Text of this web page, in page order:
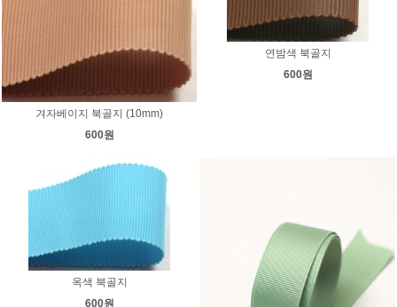
겨자베이지 북골지 (10mm)
600원
연밤색 북골지
600원
옥색 북골지
600원